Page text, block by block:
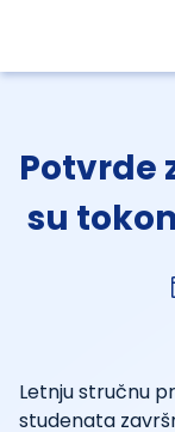
Potvrde
su
Letnju stručnu
studenata